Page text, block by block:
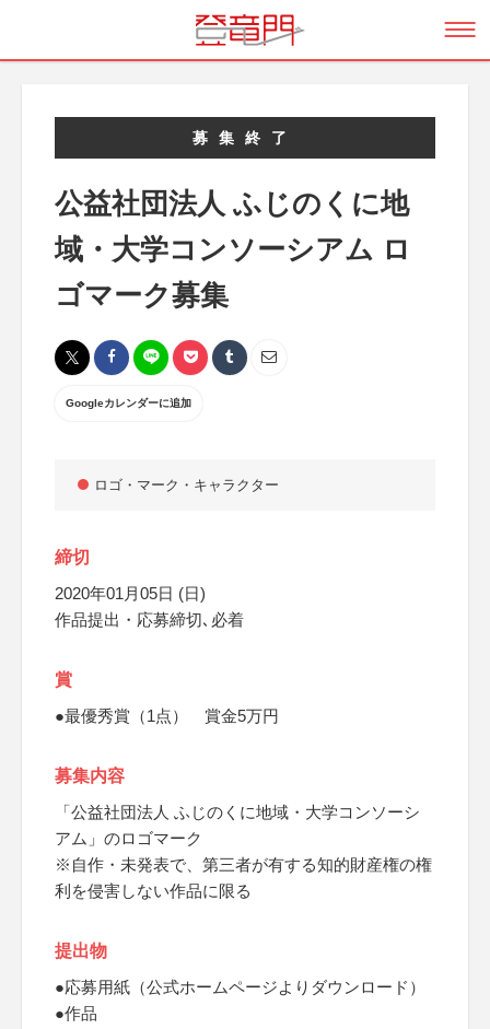
募集終了
公益社団法人 ふじのくに地
域・大学コンソーシアム ロ
ゴマーク募集
Googleカレンダーに追加
ロゴ・マーク・キャラクター
締切
2020年01月05日 (日)
作品提出・応募締切､必着
賞
●最優秀賞（1点） 賞金5万円
募集内容
「公益社団法人 ふじのくに地域・大学コンソーシ
アム」のロゴマーク
※自作・未発表で、第三者が有する知的財産権の権
利を侵害しない作品に限る
提出物
●応募用紙（公式ホームページよりダウンロード）
●作品